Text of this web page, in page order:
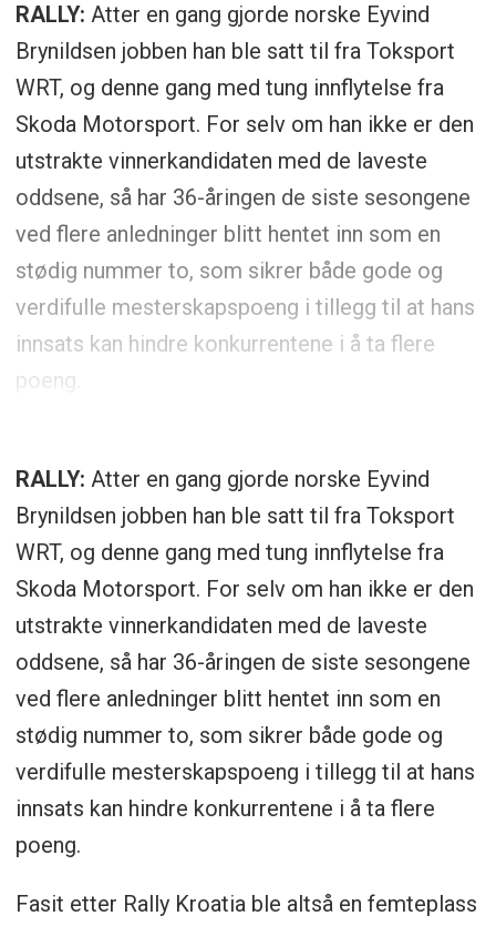
RALLY: Atter en gang gjorde norske Eyvind
Brynildsen jobben han ble satt til fra Toksport
WRT, og denne gang med tung innflytelse fra
Skoda Motorsport. For selv om han ikke er den
utstrakte vinnerkandidaten med de laveste
oddsene, så har 36-åringen de siste sesongene
ved flere anledninger blitt hentet inn som en
stødig nummer to, som sikrer både gode og
verdifulle mesterskapspoeng i tillegg til at hans
innsats kan hindre konkurrentene i å ta flere
poeng.
RALLY: Atter en gang gjorde norske Eyvind
Brynildsen jobben han ble satt til fra Toksport
WRT, og denne gang med tung innflytelse fra
Skoda Motorsport. For selv om han ikke er den
utstrakte vinnerkandidaten med de laveste
oddsene, så har 36-åringen de siste sesongene
ved flere anledninger blitt hentet inn som en
stødig nummer to, som sikrer både gode og
verdifulle mesterskapspoeng i tillegg til at hans
innsats kan hindre konkurrentene i å ta flere
poeng.
Fasit etter Rally Kroatia ble altså en femteplass